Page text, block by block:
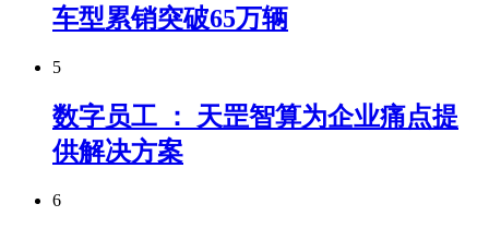
车型累销突破65万辆
5
数字员工 ： 天罡智算为企业痛点提
供解决方案
6